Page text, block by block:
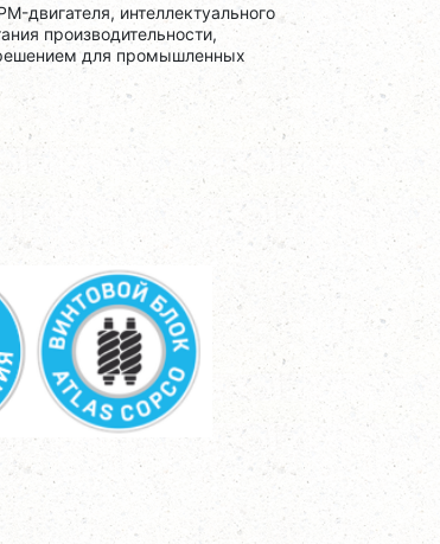
двигателя, интеллектуального
производительности,
для промышленных